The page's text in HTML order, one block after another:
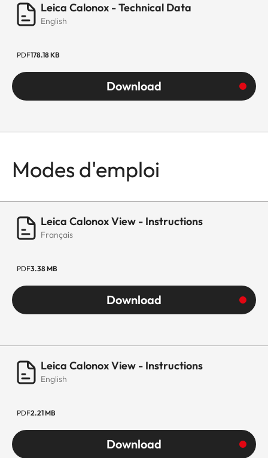
Leica Calonox - Technical Data
English
PDF178.18 KB
Download
Modes d'emploi
Leica Calonox View - Instructions
Français
PDF3.38 MB
Download
Leica Calonox View - Instructions
English
PDF2.21 MB
Download